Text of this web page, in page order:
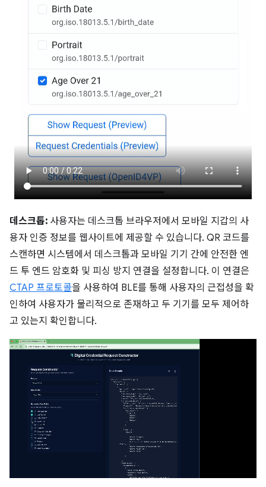
데스크톱: 사용자는 데스크톱 브라우저에서 모바일 지갑의 사
용자 인증 정보를 웹사이트에 제공할 수 있습니다. QR 코드를
스캔하면 시스템에서 데스크톱과 모바일 기기 간에 안전한 엔
드 투 엔드 암호화 및 피싱 방지 연결을 설정합니다. 이 연결은
CTAP 프로토콜을 사용하여 BLE를 통해 사용자의 근접성을 확
인하여 사용자가 물리적으로 존재하고 두 기기를 모두 제어하
고 있는지 확인합니다.